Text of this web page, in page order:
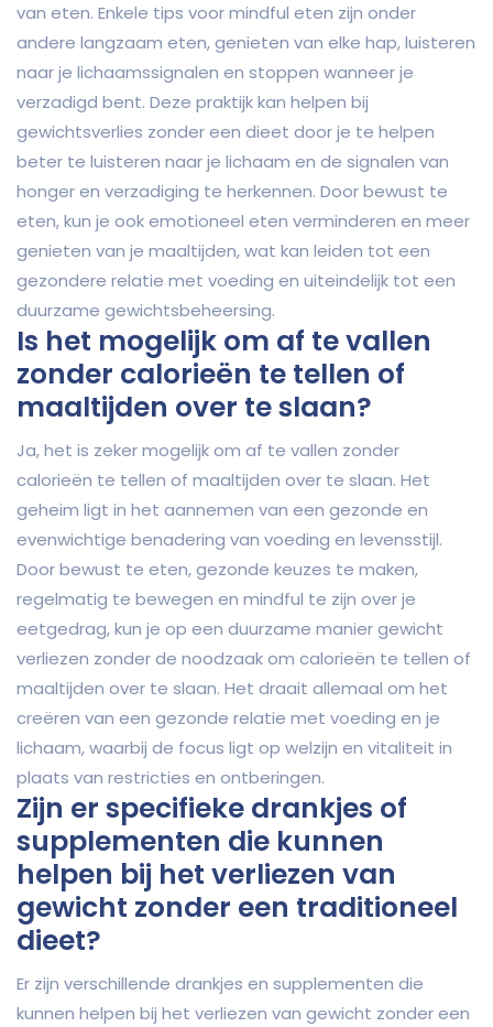
van eten. Enkele tips voor mindful eten zijn onder
andere langzaam eten, genieten van elke hap, luisteren
naar je lichaamssignalen en stoppen wanneer je
verzadigd bent. Deze praktijk kan helpen bij
gewichtsverlies zonder een dieet door je te helpen
beter te luisteren naar je lichaam en de signalen van
honger en verzadiging te herkennen. Door bewust te
eten, kun je ook emotioneel eten verminderen en meer
genieten van je maaltijden, wat kan leiden tot een
gezondere relatie met voeding en uiteindelijk tot een
duurzame gewichtsbeheersing.
Is het mogelijk om af te vallen
zonder calorieën te tellen of
maaltijden over te slaan?
Ja, het is zeker mogelijk om af te vallen zonder
calorieën te tellen of maaltijden over te slaan. Het
geheim ligt in het aannemen van een gezonde en
evenwichtige benadering van voeding en levensstijl.
Door bewust te eten, gezonde keuzes te maken,
regelmatig te bewegen en mindful te zijn over je
eetgedrag, kun je op een duurzame manier gewicht
verliezen zonder de noodzaak om calorieën te tellen of
maaltijden over te slaan. Het draait allemaal om het
creëren van een gezonde relatie met voeding en je
lichaam, waarbij de focus ligt op welzijn en vitaliteit in
plaats van restricties en ontberingen.
Zijn er specifieke drankjes of
supplementen die kunnen
helpen bij het verliezen van
gewicht zonder een traditioneel
dieet?
Er zijn verschillende drankjes en supplementen die
kunnen helpen bij het verliezen van gewicht zonder een